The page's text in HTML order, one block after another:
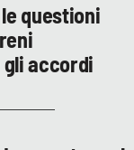
questioni
accordi